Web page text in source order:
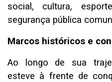
social, cultura,
segurança pública
Marcos históricos e
Ao longo de sua
esteve à frente de